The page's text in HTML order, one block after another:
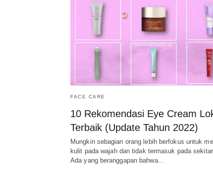
FACE CARE
10 Rekomendasi Eye Cream
Terbaik (Update Tahun 2022)
Mungkin sebagian orang lebih berfokus untuk
kulit pada wajah dan tidak termasuk pada
Ada yang beranggapan bahwa…